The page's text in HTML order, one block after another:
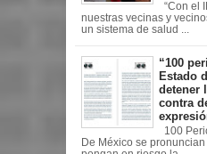
“Con el
nuestras vecinas y
un sistema de salud ...
“100
Estado
detener
contra
100
De México se